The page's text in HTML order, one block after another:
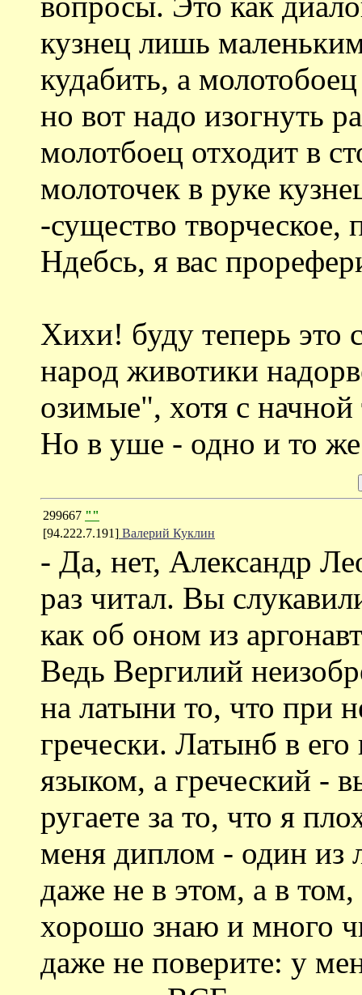
кузнец лишь
кудабить, а
но вот надо изогнуть
молотбоец отходит в
молоточек в руке
-существо творческое,
Ндебсь, я вас
Хихи! буду теперь это
народ животики
озимые", хотя с начной
Но в уше - одно и то же
299667 ""
[94.222.7.191] Валерий Куклин
- Да, нет, Александр
раз читал. Вы
как об оном из
Ведь Вергилий
на латыни то, что при
гречески. Латынб в
языком, а греческий -
ругаете за то, что я
меня диплом - один из
даже не в этом, а в
хорошо знаю и много
даже не поверите: у